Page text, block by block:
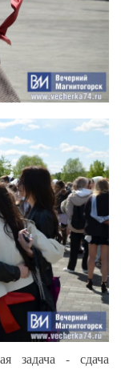
задача - сдача